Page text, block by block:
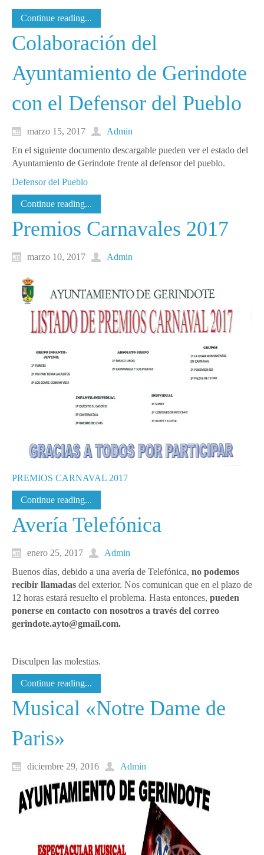
Continue reading...
Colaboración del
Ayuntamiento de Gerindote
con el Defensor del Pueblo
marzo 15, 2017
Admin
En el siguiente documento descargable pueden ver el estado del
Ayuntamiento de Gerindote frente al defensor del pueblo.
Defensor del Pueblo
Continue reading...
Premios Carnavales 2017
marzo 10, 2017 Admin
PREMIOS CARNAVAL 2017
Continue reading...
Avería Telefónica
enero 25, 2017
Admin
Buenos días, debido a una avería de Telefónica, no podemos
recibir llamadas del exterior. Nos comunican que en el plazo de
12 horas estará resuelto el problema. Hasta entonces, pueden
ponerse en contacto con nosotros a través del correo
gerindote.ayto@gmail.com.
Disculpen las molestias.
Continue reading...
Musical «Notre Dame de
Paris»
diciembre 29, 2016 Admin